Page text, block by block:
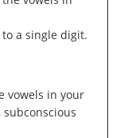
a single digit.
vowels in your